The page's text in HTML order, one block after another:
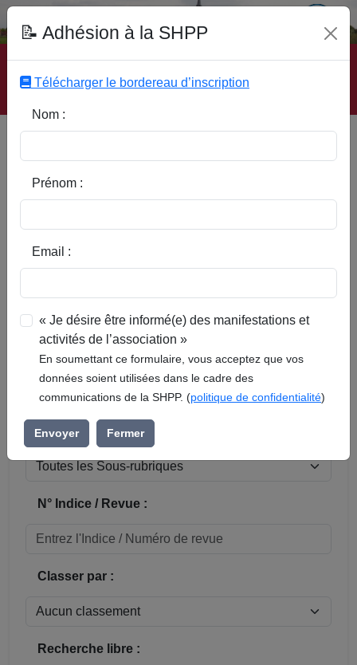
Accueil | Site SHPP | Auteurs | Editeurs | Rubriques |
Sous-Rubriques | Mots-Clefs | Contact
Réinitialiser
Sous-rubrique / Commune :
N° Indice / Revue :
Classer par :
Recherche libre :
📝 Adhésion à la SHPP
Télécharger le bordereau d’inscription
Nom :
Prénom :
Email :
« Je désire être informé(e) des manifestations et
activités de l’association »
En soumettant ce formulaire, vous acceptez que vos
données soient utilisées dans le cadre des
communications de la SHPP. (politique de confidentialité)
Envoyer Fermer